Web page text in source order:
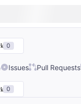
0
Issues Pull Requests
0